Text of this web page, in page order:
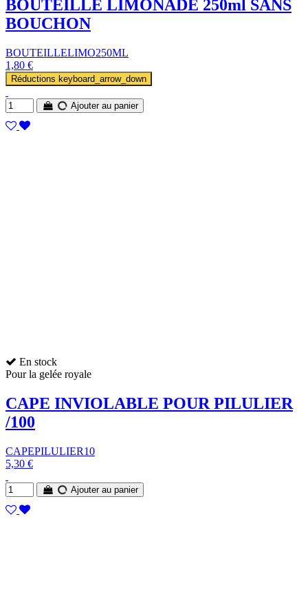
BOUTEILLE LIMONADE 250ml SANS
BOUCHON
BOUTEILLELIMO250ML
1,80 €
Réductions keyboard_arrow_down
Ajouter au panier
En stock
Pour la gelée royale
CAPE INVIOLABLE POUR PILULIER
/100
CAPEPILULIER10
5,30 €
Ajouter au panier